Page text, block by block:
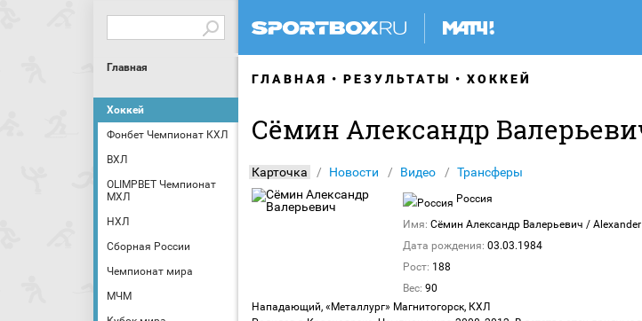
Главная
Хоккей
Фонбет Чемпионат КХЛ
ВХЛ
OLIMPBET Чемпионат
МХЛ
НХЛ
Сборная России
Чемпионат мира
МЧМ
ГЛАВНАЯ РЕЗУЛЬТАТЫ ХОККЕЙ
Сёмин Александр
Карточка Новости Видео Трансферы
Россия
Имя: Сёмин Александр Валерьевич / Alexander
Дата рождения: 03.03.1984
Рост: 188
Вес: 90
Нападающий, «Металлург» Магнитогорск, КХЛ